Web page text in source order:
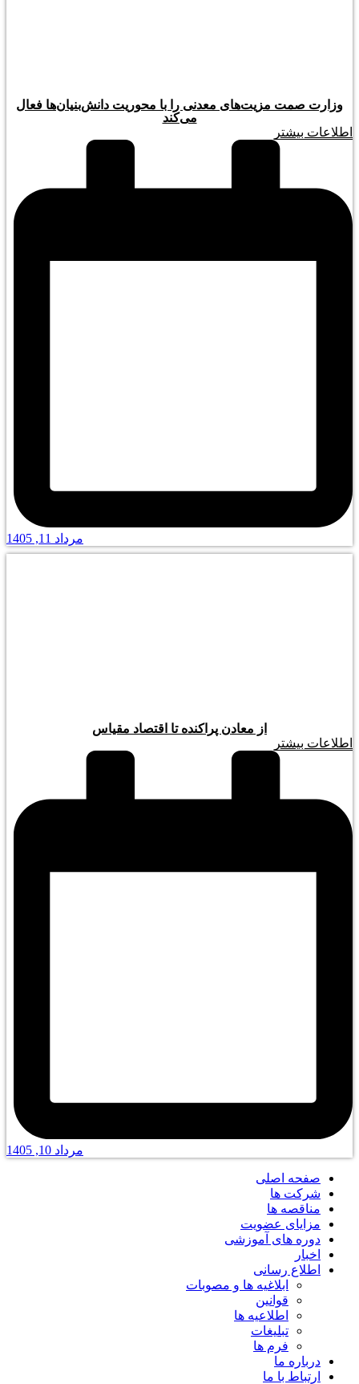
وزارت صمت مزیت‌های معدنی را با محوریت دانش‌بنیان‌ها فعال
می‌کند
اطلاعات بیشتر
مرداد 11, 1405
از معادن پراکنده تا اقتصاد مقیاس
اطلاعات بیشتر
مرداد 10, 1405
صفحه اصلی
شرکت ها
مناقصه ها
مزایای عضویت
دوره های آموزشی
اخبار
اطلاع رسانی
ابلاغیه ها و مصوبات
قوانین
اطلاعیه ها
تبلیغات
فرم ها
درباره ما
ارتباط با ما